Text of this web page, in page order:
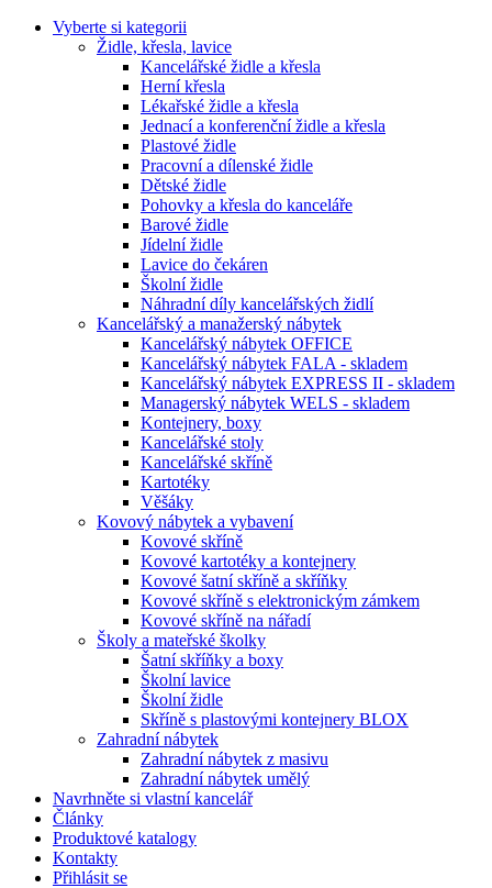
Vyberte si kategorii
Židle, křesla, lavice
Kancelářské židle a křesla
Herní křesla
Lékařské židle a křesla
Jednací a konferenční židle a křesla
Plastové židle
Pracovní a dílenské židle
Dětské židle
Pohovky a křesla do kanceláře
Barové židle
Jídelní židle
Lavice do čekáren
Školní židle
Náhradní díly kancelářských židlí
Kancelářský a manažerský nábytek
Kancelářský nábytek OFFICE
Kancelářský nábytek FALA - skladem
Kancelářský nábytek EXPRESS II - skladem
Managerský nábytek WELS - skladem
Kontejnery, boxy
Kancelářské stoly
Kancelářské skříně
Kartotéky
Věšáky
Kovový nábytek a vybavení
Kovové skříně
Kovové kartotéky a kontejnery
Kovové šatní skříně a skříňky
Kovové skříně s elektronickým zámkem
Kovové skříně na nářadí
Školy a mateřské školky
Šatní skříňky a boxy
Školní lavice
Školní židle
Skříně s plastovými kontejnery BLOX
Zahradní nábytek
Zahradní nábytek z masivu
Zahradní nábytek umělý
Navrhněte si vlastní kancelář
Články
Produktové katalogy
Kontakty
Přihlásit se